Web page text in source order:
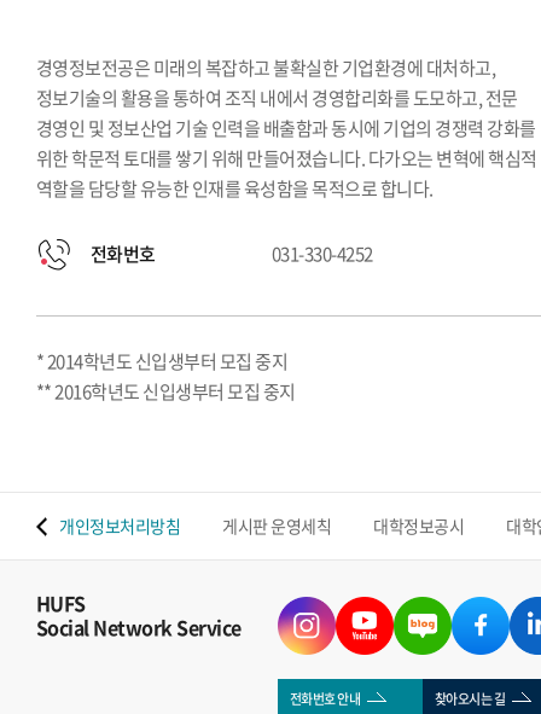
경영정보전공은 미래의 복잡하고 불확실한 기업환경에 대처하고,
정보기술의 활용을 통하여 조직 내에서 경영합리화를 도모하고, 전문
경영인 및 정보산업 기술 인력을 배출함과 동시에 기업의 경쟁력 강화를
위한 학문적 토대를 쌓기 위해 만들어졌습니다. 다가오는 변혁에 핵심적
역할을 담당할 유능한 인재를 육성함을 목적으로 합니다.
전화번호 031-330-4252
* 2014학년도 신입생부터 모집 중지
** 2016학년도 신입생부터 모집 중지
개인정보처리방침 게시판 운영세칙 대학정보공시 대
HUFS
Social Network Service
전화번호 안내 찾아오시는 길